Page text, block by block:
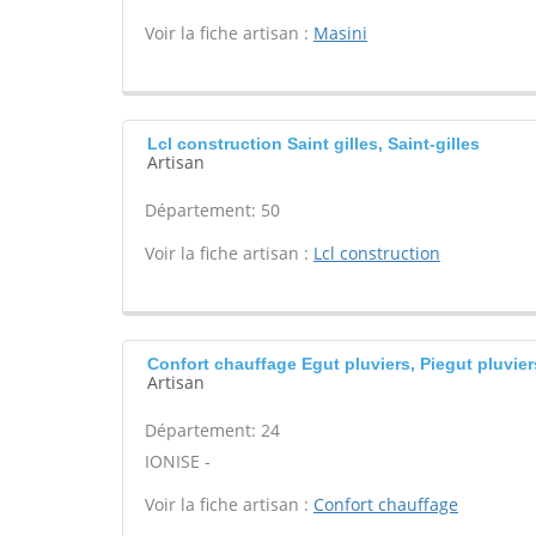
Voir la fiche artisan : Masini
Lcl construction Saint gilles, Saint-gilles
Artisan
Département: 50
Voir la fiche artisan : Lcl construction
Confort chauffage Egut pluviers, Piegut
Artisan
Département: 24
IONISE -
Voir la fiche artisan : Confort chauffage